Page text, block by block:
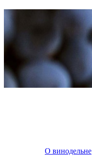
О винодельне